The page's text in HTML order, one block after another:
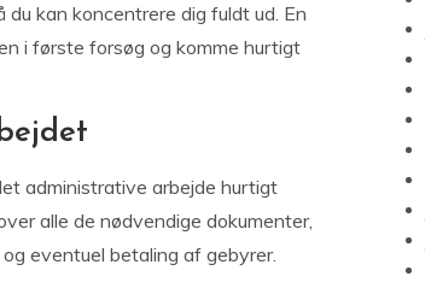
kan koncentrere dig fuldt ud. En
i første forsøg og komme hurtigt
administrative arbejde hurtigt
alle de nødvendige dokumenter,
eventuel betaling af gebyrer.